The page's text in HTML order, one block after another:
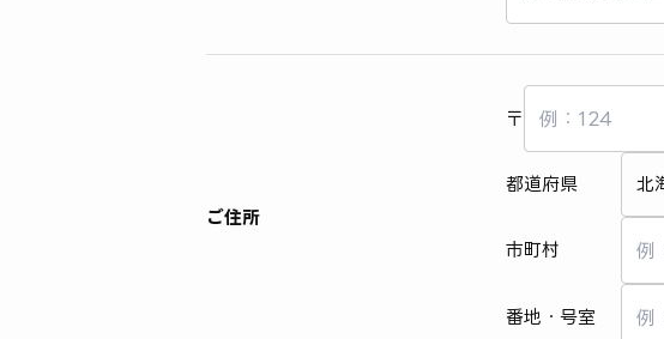
ご住所
〒
都道府県
市町村
番地・号室